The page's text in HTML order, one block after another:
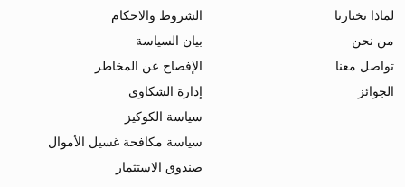
لماذا تختارنا
من نحن
تواصل معنا
الجوائز
الشروط والاحكام
بيان السياسة
الإفصاح عن المخاطر
إدارة الشكاوى
سياسة الكوكيز
سياسة مكافحة غسيل الأموال
صندوق الاستثمار